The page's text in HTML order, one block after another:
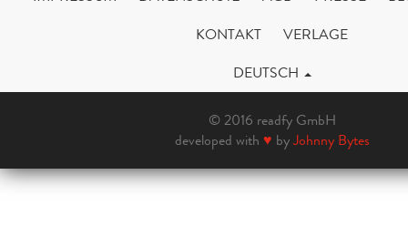
KONTAKT
VERLAGE
DEUTSCH
© 2016 readfy GmbH
developed with ♥ byJohnny Bytes